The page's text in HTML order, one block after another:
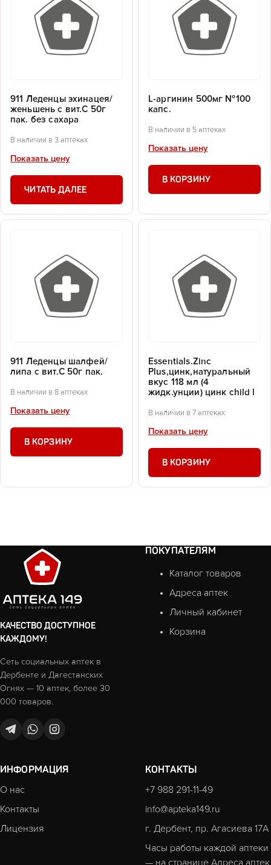
911 Леденцы эхинацея/
женьшень с вит.С 50г
пак. без сахара
В наличии в 3 аптеках
Показать цену
ЧИТАТЬ ДАЛЕЕ
L-аргинин 500мг №100
капс.
В наличии в 5 аптеках
Показать цену
В КОРЗИНУ
911 Леденцы шалфей/
липа с вит.С 50г пак.
В наличии в 8 аптеках
Показать цену
В КОРЗИНУ
Essentials.Zinc
Plus,цинк,натуральный
вкус 118 мл (4
жидк.унции) цинк child l
В наличии в 7 аптеках
Показать цену
В КОРЗИНУ
КАЧЕСТВО ДОСТУПНОЕ
КАЖДОМУ!
Сеть социальных аптек в
Дербенте и Дагестанских
Огнях — 10 аптек, более 30
000 товаров.
ПОКУПАТЕЛЯМ
Каталог товаров
Адреса аптек
Личный кабинет
Корзина
ИНФОРМАЦИЯ
О нас
Контакты
Лицензия
КОНТАКТЫ
+7 988 291-11-49
info@apteka149.ru
г. Дербент, пр. Агасиева 17А
Часы работы каждой аптеки
— на странице Адреса аптек